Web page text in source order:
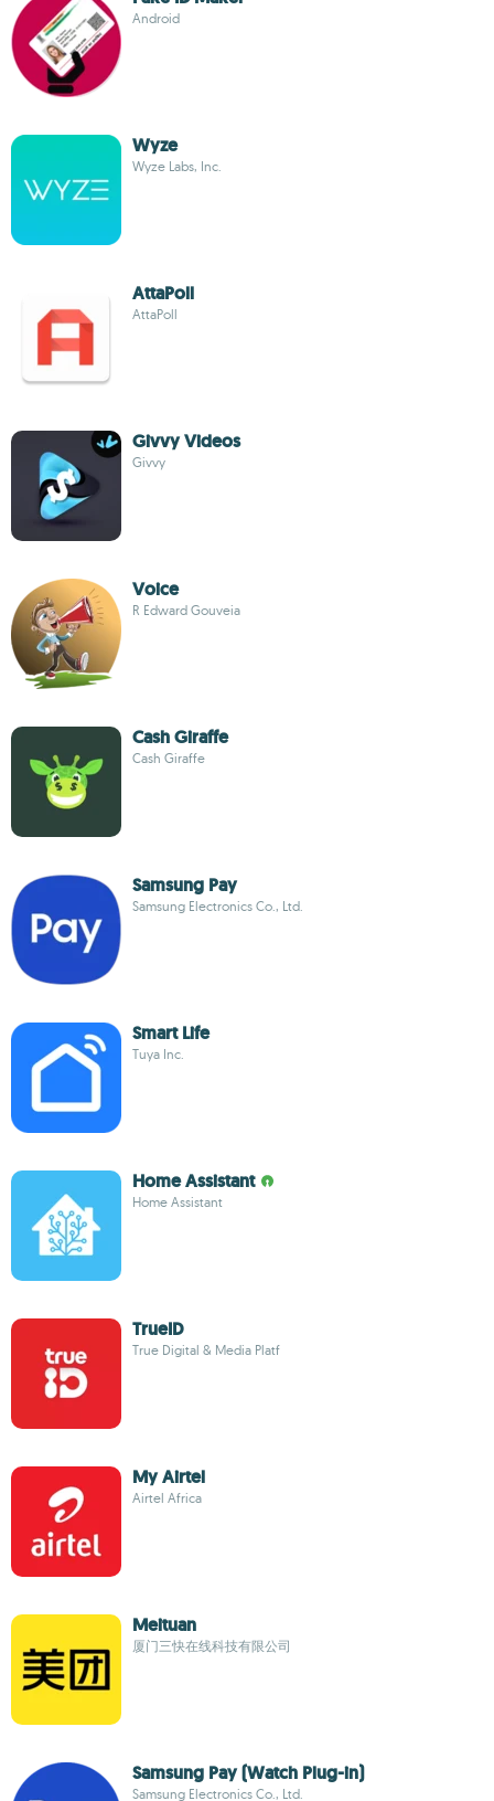
Android
Wyze
Wyze Labs, Inc.
AttaPoll
AttaPoll
Givvy Videos
Givvy
Voice
R Edward Gouveia
Cash Giraffe
Cash Giraffe
Samsung Pay
Samsung Electronics Co., Ltd.
Smart Life
Tuya Inc.
Home Assistant
Home Assistant
TrueID
True Digital & Media Platf
My Airtel
Airtel Africa
Meituan
厦门三快在线科技有限公司
Samsung Pay (Watch Plug-in)
Samsung Electronics Co., Ltd.